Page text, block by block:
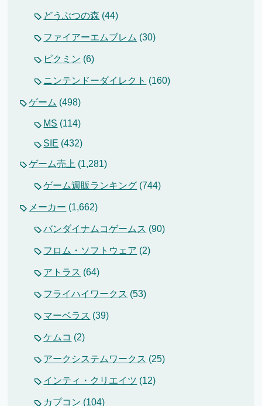
どうぶつの森 (44)
ファイアーエムブレム (30)
ピクミン (6)
ニンテンドーダイレクト (160)
ゲーム (498)
MS (114)
SIE (432)
ゲーム売上 (1,281)
ゲーム週販ランキング (744)
メーカー (1,662)
バンダイナムコゲームス (90)
フロム・ソフトウェア (2)
アトラス (64)
フライハイワークス (53)
マーベラス (39)
ケムコ (2)
アークシステムワークス (25)
インティ・クリエイツ (12)
カプコン (104)